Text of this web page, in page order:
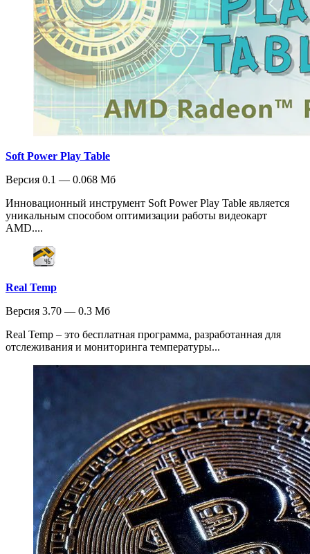
Soft Power Play Table
Версия 0.1 — 0.068 Мб
Инновационный инструмент Soft Power Play Table является
уникальным способом оптимизации работы видеокарт
AMD....
Real Temp
Версия 3.70 — 0.3 Мб
Real Temp – это бесплатная программа, разработанная для
отслеживания и мониторинга температуры...